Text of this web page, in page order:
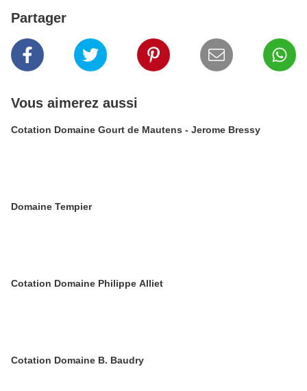
Partager
Vous aimerez aussi
Cotation Domaine Gourt de Mautens - Jerome Bressy
Domaine Tempier
Cotation Domaine Philippe Alliet
Cotation Domaine B. Baudry